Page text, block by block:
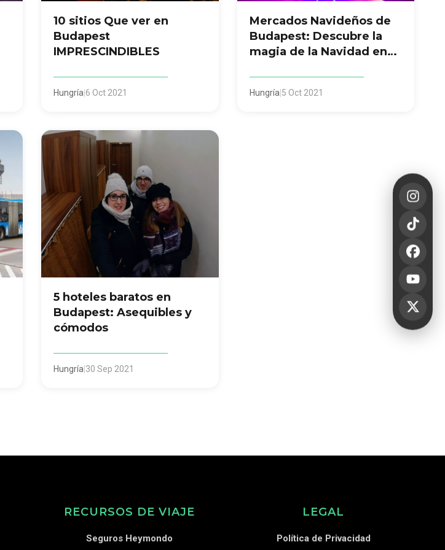
10 sitios Que ver en
Budapest
IMPRESCINDIBLES
Hungría 6 Oct 2021
Mercados Navideños de
Budapest: Descubre la
magia de la Navidad en
Hungría 5 Oct 2021
5 hoteles baratos en
Budapest: Asequibles y
cómodos
Hungría 30 Sep 2021
RECURSOS DE VIAJE
Seguros Heymondo
LEGAL
Política de Privacidad